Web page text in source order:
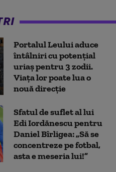
Portalul Leului aduce
întâlniri cu potențial
uriaș pentru 3 zodii.
Viața lor poate lua o
nouă direcție
Sfatul de suflet al lui
Edi Iordănescu pentru
Daniel Bîrligea: „Să se
concentreze pe fotbal,
asta e meseria lui!”